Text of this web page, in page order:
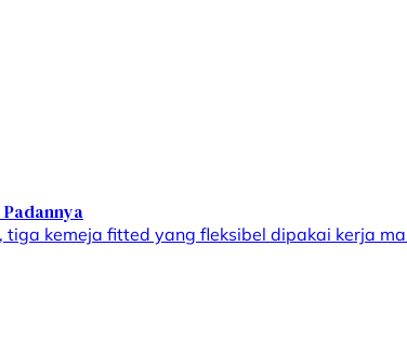
tiga kemeja fitted yang fleksibel dipakai kerja